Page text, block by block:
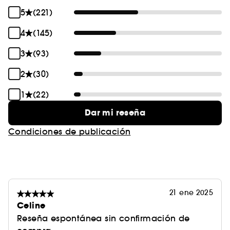
tono de verde.
5
(221)
4
(145)
3
(93)
2
(30)
1
(22)
Dar mi reseña
Condiciones de publicación
21 ene 2025
Celine
Reseña espontánea sin confirmación de